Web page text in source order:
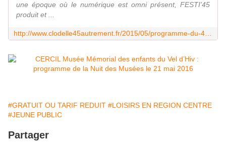
une époque où le numérique est omni présent, FESTI'45
produit et ...
#GRATUIT OU TARIF REDUIT #LOISIRS EN REGION CENTRE
#JEUNE PUBLIC
Partager